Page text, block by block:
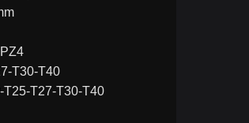
T30-T40
T25-T27-T30-T40